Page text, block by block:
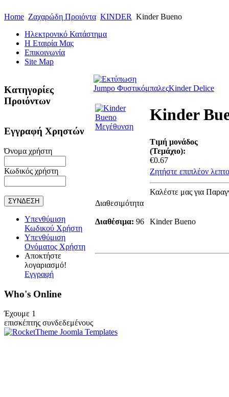
Home Ζαχαρώδη Προιόντα KINDER Kinder Bueno
Ηλεκτρονικό Κατάστημα
Η Εταιρία Μας
Επικοινωνία
Site Map
Κατηγορίες
Προιόντων
Εγγραφή Χρηστών
Όνομα χρήστη
Κωδικός χρήστη
Υπενθύμιση
Κωδικού Χρήστη
Υπενθύμιση
Ονόματος Χρήστη
Αποκτήστε
λογαριασμό!
Εγγραφή
Who's Online
Έχουμε 1
επισκέπτης συνδεδεμένους
Jumpo ΦυστικόμπαλεςKinder Delice
Μεγέθυνση
Kinder
Τιμή μονάδος
(Τεμάχιο):
€0.67
Ζητήστε επιπλέον
Καλέστε μας για
Διαθεσιμότητα
Διαθέσιμα: 96 Kinder Bueno